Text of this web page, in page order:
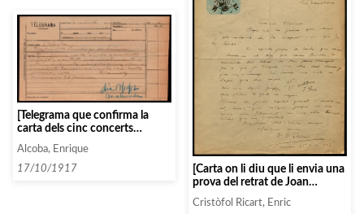
[Telegrama que confirma la
carta dels cinc concerts
Alcoba, Enrique
17/10/1917
[Carta on li diu que li envia una
prova del retrat de Joan
dubtes sobre unes
Cristòfol Ricart, Enric